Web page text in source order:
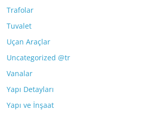
Trafolar
Tuvalet
Uçan Araçlar
Uncategorized @tr
Vanalar
Yapı Detayları
Yapı ve İnşaat